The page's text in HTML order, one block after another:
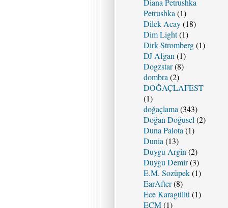
Diana Petrushka
Petrushka (1)
Dilek Acay(18)
Dim Light(1)
Dirk Stromberg(1)
DJ Afgan (1)
Dogzstar(8)
dombra (2)
DOĞAÇLAFEST
(1)
doğaçlama (343)
Doğan Doğusel (2)
Duna Palota (1)
Dunia (13)
Duygu Argin (2)
Duygu Demir(3)
E.M. Sozüpek(1)
EarAfter(8)
Ece Karagüllü (1)
ECM(1)